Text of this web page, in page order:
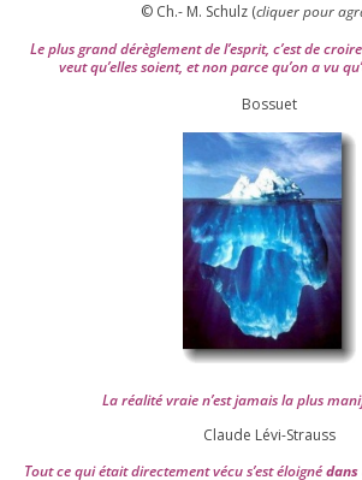
© Ch.- M. Schulz (cli­quer pour
Le plus grand dérè­gle­ment de l’es­prit, c’est de
veut qu’elles soient, et non parce qu’on a vu
Bossuet
La réa­lité vraie n’est jamais la plus
Claude Lévi-Strauss
Tout ce qui était direc­te­ment vécu s’est éloi­gné